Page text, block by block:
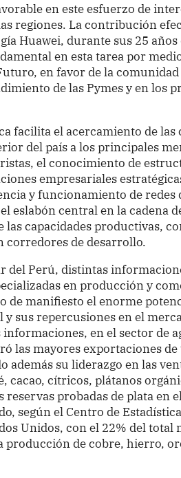
en este esfuerzo de
regiones. La contribución
Huawei, durante sus 25
en esta tarea por
en favor de la
de las Pymes y en los
facilita el acercamiento de las
del país a los principales
el conocimiento de
empresariales
y funcionamiento de
eslabón central en la cadena
capacidades productivas,
corredores de desarrollo.
del Perú, distintas
en producción y
de manifiesto el enorme
sus repercusiones en el
en el sector de
las mayores exportaciones de
además su liderazgo en las
cacao, cítricos, plátanos
reservas probadas de plata en
según el Centro de
Unidos, con el 22% del total
producción de cobre, hierro,